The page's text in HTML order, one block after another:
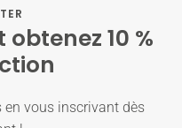
10 %
en vous inscrivant dès